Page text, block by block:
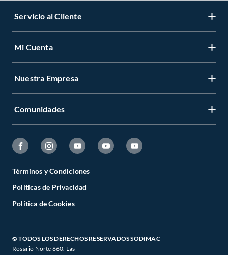
Servicio al Cliente
Mi Cuenta
Nuestra Empresa
Comunidades
Términos y Condiciones
Políticas de Privacidad
Política de Cookies
© TODOS LOS DERECHOS RESERVADOS SODIMAC
Rosario Norte 660. Las